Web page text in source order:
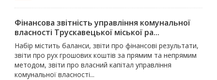
Фінансова звітність управління комунальної
власності Трускавецької міської ра...
Набір містить баланси, звіти про фінансові результати,
звіти про рух грошових коштів за прямим та непрямим
методом, звіти про власний капітал управління
комунальної власності...